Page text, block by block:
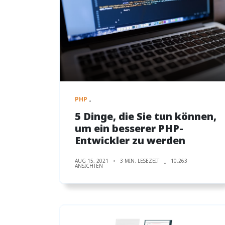
PHP
5 Dinge, die Sie tun können,
um ein besserer PHP-
Entwickler zu werden
AUG 15, 2021 3 MIN. LESEZEIT 10,263
ANSICHTEN